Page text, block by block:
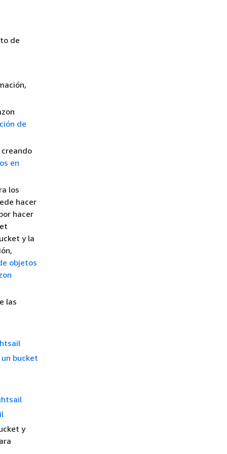
de
de
en
los
hacer
hacer
y la
objetos
las
bucket
y